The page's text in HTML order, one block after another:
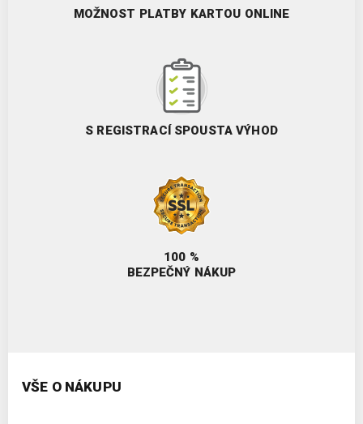
MOŽNOST PLATBY KARTOU ONLINE
S REGISTRACÍ SPOUSTA VÝHOD
100 %
BEZPEČNÝ NÁKUP
VŠE O NÁKUPU